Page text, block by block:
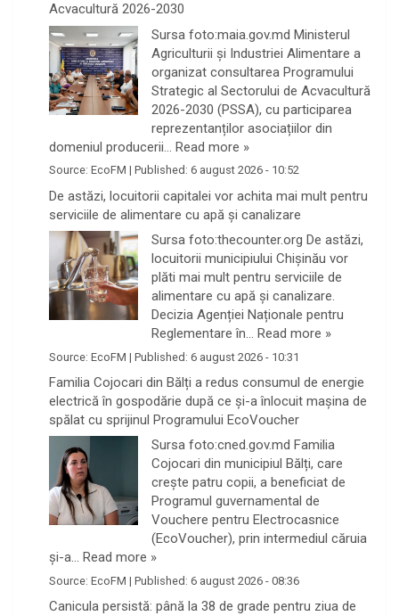
Acvacultură 2026-2030
Sursa foto:maia.gov.md Ministerul
Agriculturii și Industriei Alimentare a
organizat consultarea Programului
Strategic al Sectorului de Acvacultură
2026-2030 (PSSA), cu participarea
reprezentanților asociațiilor din
domeniul producerii… Read more »
Source: EcoFM | Published: 6 august 2026 - 10:52
De astăzi, locuitorii capitalei vor achita mai mult pentru
serviciile de alimentare cu apă și canalizare
Sursa foto:thecounter.org De astăzi,
locuitorii municipiului Chișinău vor
plăti mai mult pentru serviciile de
alimentare cu apă și canalizare.
Decizia Agenției Naționale pentru
Reglementare în… Read more »
Source: EcoFM | Published: 6 august 2026 - 10:31
Familia Cojocari din Bălți a redus consumul de energie
electrică în gospodărie după ce și-a înlocuit mașina de
spălat cu sprijinul Programului EcoVoucher
Sursa foto:cned.gov.md Familia
Cojocari din municipiul Bălți, care
crește patru copii, a beneficiat de
Programul guvernamental de
Vouchere pentru Electrocasnice
(EcoVoucher), prin intermediul căruia
și-a… Read more »
Source: EcoFM | Published: 6 august 2026 - 08:36
Canicula persistă: până la 38 de grade pentru ziua de